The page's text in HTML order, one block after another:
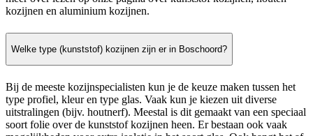
kozijnen en aluminium kozijnen.
Welke type (kunststof) kozijnen zijn er in Boschoord?
Bij de meeste kozijnspecialisten kun je de keuze maken tussen het
type profiel, kleur en type glas. Vaak kun je kiezen uit diverse
uitstralingen (bijv. houtnerf). Meestal is dit gemaakt van een speciaal
soort folie over de kunststof kozijnen heen. Er bestaan ook vaak